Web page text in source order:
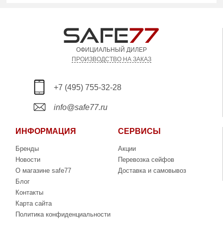
ОФИЦИАЛЬНЫЙ ДИЛЕР
ПРОИЗВОДСТВО НА ЗАКАЗ
+7 (495) 755-32-28
info@safe77.ru
ИНФОРМАЦИЯ
Бренды
Новости
О магазине safe77
Блог
Контакты
Карта сайта
Политика конфиденциальности
СЕРВИСЫ
Акции
Перевозка сейфов
Доставка и самовывоз